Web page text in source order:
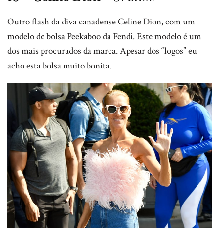
Outro flash da diva canadense Celine Dion, com um
modelo de bolsa Peekaboo da Fendi. Este modelo é um
dos mais procurados da marca. Apesar dos “logos” eu
acho esta bolsa muito bonita.